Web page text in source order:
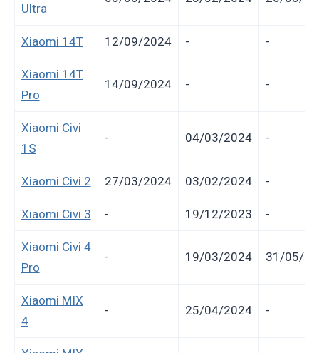
Ultra
Xiaomi 14T 12/09/2024 - -
Xiaomi 14T
Pro
14/09/2024 - -
Xiaomi Civi
1S
- 04/03/2024 -
Xiaomi Civi 2 27/03/2024 03/02/2024 -
Xiaomi Civi 3 - 19/12/2023 -
Xiaomi Civi 4
Pro
- 19/03/2024 31/05/
Xiaomi MIX
4
- 25/04/2024 -